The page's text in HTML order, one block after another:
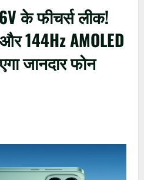
के फीचर्स लीक!
144Hz AMOLED
जानदार फोन